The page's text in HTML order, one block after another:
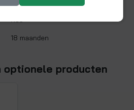
Nee
18 maanden
optionele producten